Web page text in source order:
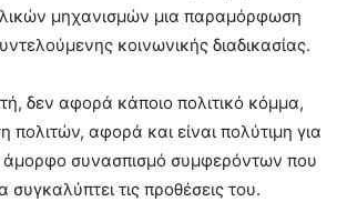
μηχανισμών μια παραμόρφωση
κοινωνικής διαδικασίας.
δεν αφορά κάποιο πολιτικό κόμμα,
αφορά και είναι πολύτιμη για
άμορφο συνασπισμό συμφερόντων που
συγκαλύπτει τις προθέσεις του.